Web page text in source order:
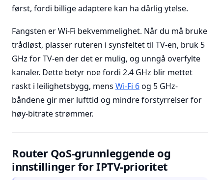
først, fordi billige adaptere kan ha dårlig ytelse.
Fangsten er Wi-Fi bekvemmelighet. Når du må bruke
trådløst, plasser ruteren i synsfeltet til TV-en, bruk 5
GHz for TV-en der det er mulig, og unngå overfylte
kanaler. Dette betyr noe fordi 2.4 GHz blir mettet
raskt i leilighetsbygg, mens Wi-Fi 6og 5 GHz-
båndene gir mer lufttid og mindre forstyrrelser for
høy-bitrate strømmer.
Router QoS-grunnleggende og
innstillinger for IPTV-prioritet